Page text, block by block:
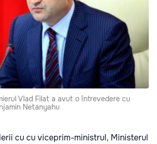
Vlad Filat a avut o întrevedere cu
Netanyahu
cu cu viceprim-ministrul, Ministerul